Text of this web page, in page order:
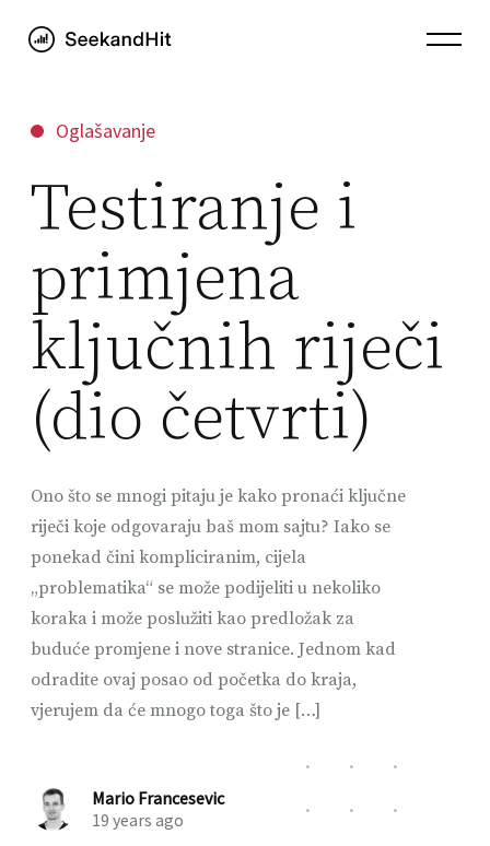
Oglašavanje
Testiranje i
primjena
ključnih riječi
(dio četvrti)
Ono što se mnogi pitaju je kako pronaći ključne
riječi koje odgovaraju baš mom sajtu? Iako se
ponekad čini kompliciranim, cijela
„problematika“ se može podijeliti u nekoliko
koraka i može poslužiti kao predložak za
buduće promjene i nove stranice. Jednom kad
odradite ovaj posao od početka do kraja,
vjerujem da će mnogo toga što je […]
Mario Francesevic
19 years ago